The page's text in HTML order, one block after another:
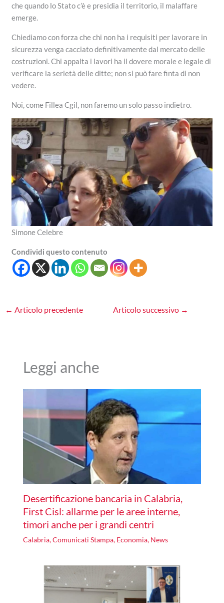
che quando lo Stato c’è e presidia il territorio, il malaffare
emerge.
​Chiediamo con forza che chi non ha i requisiti per lavorare in
sicurezza venga cacciato definitivamente dal mercato delle
costruzioni. Chi appalta i lavori ha il dovere morale e legale di
verificare la serietà delle ditte; non si può fare finta di non
vedere.
​Noi, come Fillea Cgil, non faremo un solo passo indietro.
Simone Celebre
Condividi questo contenuto
← Articolo precedente Articolo successivo →
Leggi anche
Desertificazione bancaria in Calabria,
First Cisl: allarme per le aree interne,
timori anche per i grandi centri
Calabria,Comunicati Stampa, Economia, News